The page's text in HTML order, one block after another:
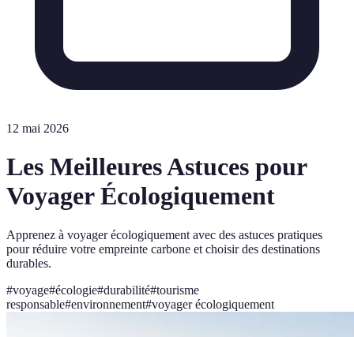
12 mai 2026
Les Meilleures Astuces pour
Voyager Écologiquement
Apprenez à voyager écologiquement avec des astuces pratiques
pour réduire votre empreinte carbone et choisir des destinations
durables.
#voyage#écologie#durabilité#tourisme
responsable#environnement#voyager écologiquement